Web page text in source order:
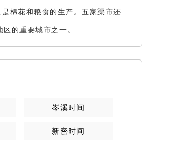
棉花和粮食的生产。五家渠市还
的重要城市之一。
岑溪时间
新密时间